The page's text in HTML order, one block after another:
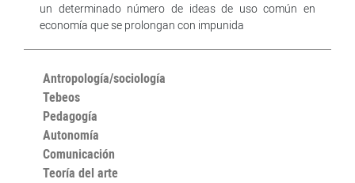
un determinado número de ideas de uso común en
economía que se prolongan con impunida
Antropología/sociología
Tebeos
Pedagogía
Autonomía
Comunicación
Teoría del arte